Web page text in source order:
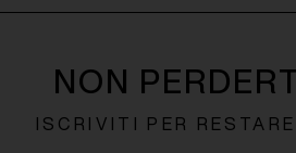
NON
ISCRIVITI PER